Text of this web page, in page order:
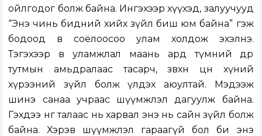
ойлгодог болж байна. Ингэхээр хүүхэд, залуучууд
“Энэ чинь бидний хийх зүйл биш юм байна” гэж
бодоод өв соёлоосоо улам холдож эхэлнэ.
Тэгэхээр өв уламжлал маань ард түмний өдөр
тутмын амьдралаас тасарч, зөвхөн цөөн хүний
хүрээний зүйл болж үлдэх аюултай. Мэдээж
шинэ санаа учраас шүүмжлэл дагуулж байна.
Гэхдээ нөгөө талаас нь харвал энэ нь сайн зүйл болж
байна. Хэрэв шүүмжлэл гараагүй бол би энэ